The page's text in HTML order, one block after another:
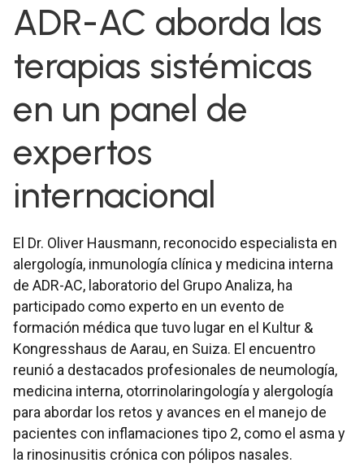
ADR-AC aborda las
terapias sistémicas
en un panel de
expertos
internacional
El Dr. Oliver Hausmann, reconocido especialista en
alergología, inmunología clínica y medicina interna
de ADR-AC, laboratorio del Grupo Analiza, ha
participado como experto en un evento de
formación médica que tuvo lugar en el Kultur &
Kongresshaus de Aarau, en Suiza. El encuentro
reunió a destacados profesionales de neumología,
medicina interna, otorrinolaringología y alergología
para abordar los retos y avances en el manejo de
pacientes con inflamaciones tipo 2, como el asma y
la rinosinusitis crónica con pólipos nasales.